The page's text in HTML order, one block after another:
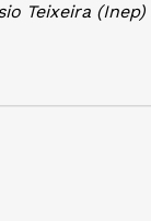
Teixeira